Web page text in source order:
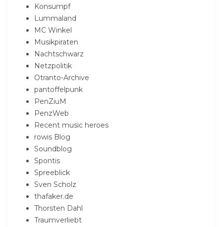
Konsumpf
Lummaland
MC Winkel
Musikpiraten
Nachtschwarz
Netzpolitik
Otranto-Archive
pantoffelpunk
PenZiuM
PenzWeb
Recent music heroes
rowis Blog
Soundblog
Spontis
Spreeblick
Sven Scholz
thafaker.de
Thorsten Dahl
Traumverliebt